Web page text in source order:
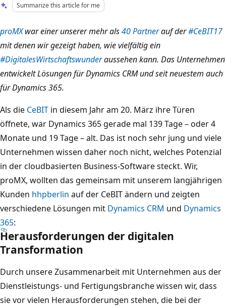
Summarize this article for me
proMXwar einer unserer mehr als40 Partnerauf der#CeBIT17
mit denen wir gezeigt haben, wie vielfältig ein
#DigitalesWirtschaftswunderaussehen kann. Das Unternehmen
entwickelt Lösungen für Dynamics CRM und seit neuestem auch
für Dynamics 365.
Als die CeBIT in diesem Jahr am 20. März ihre Türen
öffnete, war Dynamics 365 gerade mal 139 Tage – oder 4
Monate und 19 Tage – alt. Das ist noch sehr jung und viele
Unternehmen wissen daher noch nicht, welches Potenzial
in der cloudbasierten Business-Software steckt. Wir,
proMX, wollten das gemeinsam mit unserem langjährigen
Kunden hhpberlin auf der CeBIT ändern und zeigten
verschiedene Lösungen mit Dynamics CRM und Dynamics
365:
Herausforderungen der digitalen
Transformation
Durch unsere Zusammenarbeit mit Unternehmen aus der
Dienstleistungs- und Fertigungsbranche wissen wir, dass
sie vor vielen Herausforderungen stehen, die bei der